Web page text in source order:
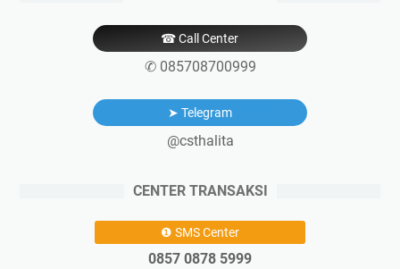
☎ Call Center
✆ 085708700999
➤ Telegram
@csthalita
CENTER TRANSAKSI
❶ SMS Center
0857 0878 5999